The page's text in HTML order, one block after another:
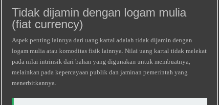
Tidak dijamin dengan logam mulia
(fiat currency)
Aspek penting lainnya dari uang kartal adalah tidak dijamin dengan
logam mulia atau komoditas fisik lainnya. Nilai uang kartal tidak melekat
pada nilai intrinsik dari bahan yang digunakan untuk membuatnya,
melainkan pada kepercayaan publik dan jaminan pemerintah yang
menerbitkannya.